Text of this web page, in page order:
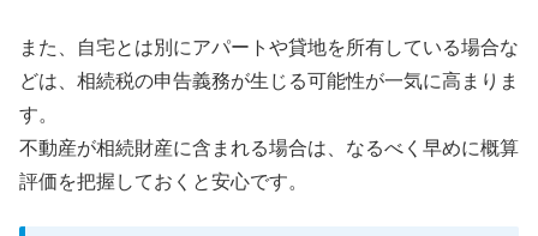
また、自宅とは別にアパートや貸地を所有している場合な
どは、相続税の申告義務が生じる可能性が一気に高まりま
す。
不動産が相続財産に含まれる場合は、なるべく早めに概算
評価を把握しておくと安心です。